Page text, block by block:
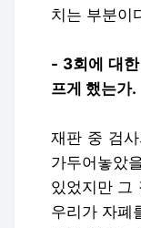
치는 부분이
- 3회에 대
프게 했는가.
재판 중 검
가두어놓았
있었지만 그
우리가 자폐